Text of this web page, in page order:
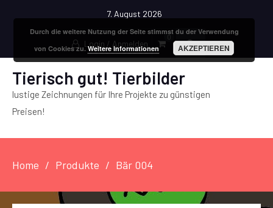
7. August 2026
Login / Anmelden
0
Tierisch gut! Tierbilder
lustige Zeichnungen für Ihre Projekte zu günstigen
Preisen!
Home Produkte Bär 004
Durch die weitere Nutzung der Seite stimmst du der Verwendung
von Cookies zu.Weitere Informationen AKZEPTIEREN